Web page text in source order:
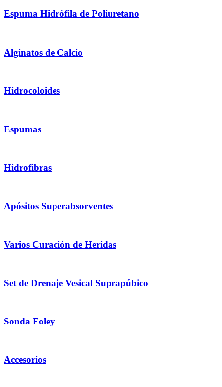
Espuma Hidrófila de Poliuretano
Alginatos de Calcio
Hidrocoloides
Espumas
Hidrofibras
Apósitos Superabsorventes
Varios Curación de Heridas
Set de Drenaje Vesical Suprapúbico
Sonda Foley
Accesorios